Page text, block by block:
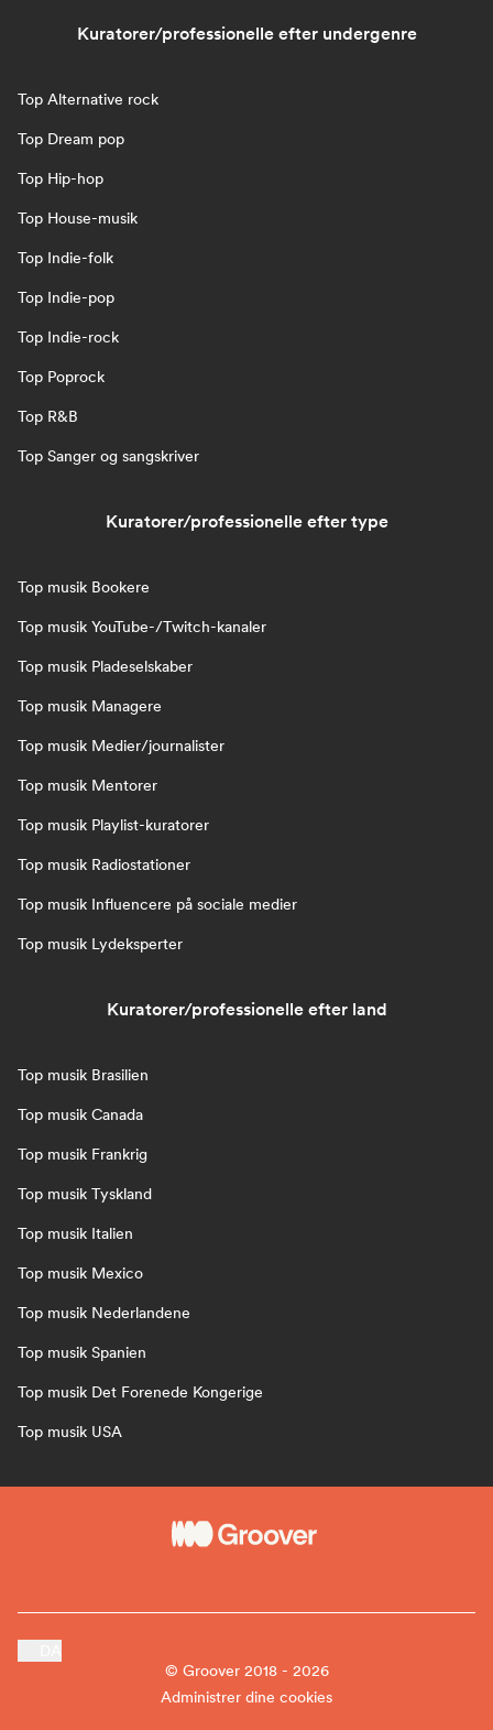
Kuratorer/professionelle efter undergenre
Top Alternative rock
Top Dream pop
Top Hip-hop
Top House-musik
Top Indie-folk
Top Indie-pop
Top Indie-rock
Top Poprock
Top R&B
Top Sanger og sangskriver
Kuratorer/professionelle efter type
Top musik Bookere
Top musik YouTube-/Twitch-kanaler
Top musik Pladeselskaber
Top musik Managere
Top musik Medier/journalister
Top musik Mentorer
Top musik Playlist-kuratorer
Top musik Radiostationer
Top musik Influencere på sociale medier
Top musik Lydeksperter
Kuratorer/professionelle efter land
Top musik Brasilien
Top musik Canada
Top musik Frankrig
Top musik Tyskland
Top musik Italien
Top musik Mexico
Top musik Nederlandene
Top musik Spanien
Top musik Det Forenede Kongerige
Top musik USA
© Groover 2018 - 2026
Administrer dine cookies